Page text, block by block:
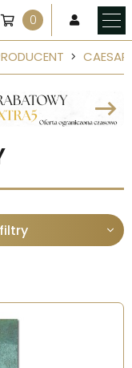
0
CAESAR